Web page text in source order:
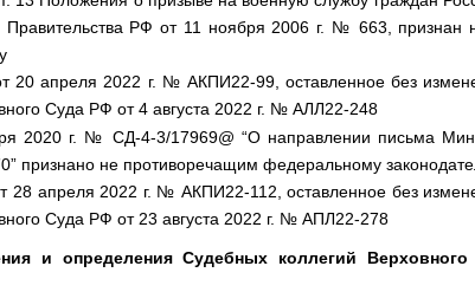
Правительства РФ от 11 ноября 2006 г. № 663, признан
20 апреля 2022 г. № АКПИ22-99, оставленное без
Суда РФ от 4 августа 2022 г. № АЛЛ22-248
2020 г. № СД-4-3/17969@ “О направлении письма
признано не противоречащим федеральному
28 апреля 2022 г. № АКПИ22-112, оставленное без
Суда РФ от 23 августа 2022 г. № АПЛ22-278
и определения Судебных коллегий